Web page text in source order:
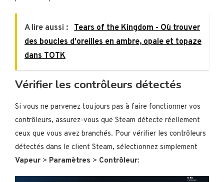
A lire aussi : Tears of the Kingdom - Où trouver
des boucles d'oreilles en ambre, opale et topaze
dans TOTK
Vérifier les contrôleurs détectés
Si vous ne parvenez toujours pas à faire fonctionner vos
contrôleurs, assurez-vous que Steam détecte réellement
ceux que vous avez branchés. Pour vérifier les contrôleurs
détectés dans le client Steam, sélectionnez simplement
Vapeur > Paramètres > Contrôleur: